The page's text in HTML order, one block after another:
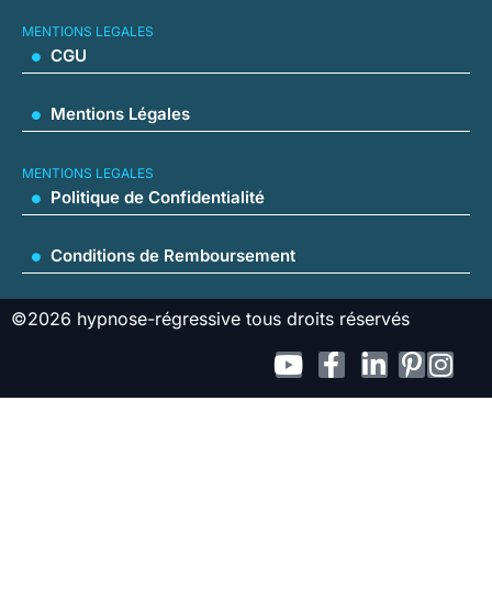
MENTIONS LEGALES
CGU
Mentions Légales
MENTIONS LEGALES
Politique de Confidentialité
Conditions de Remboursement
©2026 hypnose-régressive tous droits réservés